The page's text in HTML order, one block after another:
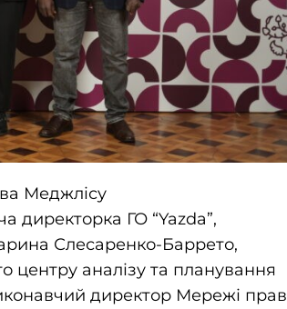
Меджлісу
директорка ГО “Yazda”,
Слесаренко-Баррето,
центру аналізу та планування
директор Мережі прав